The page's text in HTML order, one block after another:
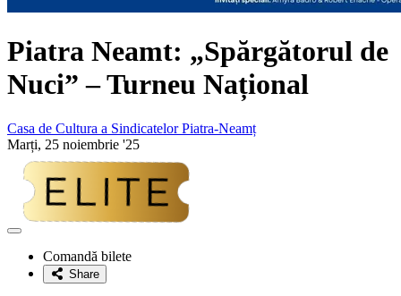
Piatra Neamt: „Spărgătorul de
Nuci” – Turneu Național
Casa de Cultura a Sindicatelor Piatra-Neamț
Marți, 25 noiembrie '25
Adaugă
favoriteComandă bilete
Share